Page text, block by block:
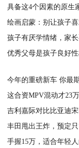
具备这4个因素的原生
绘画启蒙：别让孩子
孩子有厌学情绪，家
优秀父母是孩子良好
今年的重磅新车 你最
这合资MPV混动才23
吉利嘉际对比比亚迪
丰田甩出王炸，预定
手握15万，适合年轻